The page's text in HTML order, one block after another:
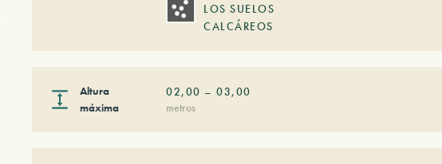
LOS SUELOS
CALCÁREOS
Altura
máxima
02,00 –03,00
metros